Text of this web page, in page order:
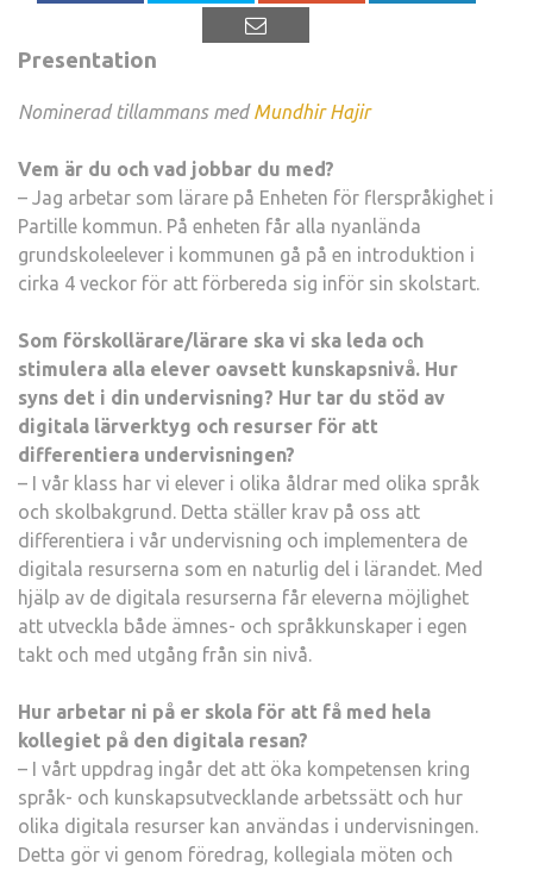
Presentation
Nominerad tillammans medMundhir Hajir
Vem är du och vad jobbar du med?
– Jag arbetar som lärare på Enheten för flerspråkighet i
Partille kommun. På enheten får alla nyanlända
grundskoleelever i kommunen gå på en introduktion i
cirka 4 veckor för att förbereda sig inför sin skolstart.
Som förskollärare/lärare ska vi ska leda och
stimulera alla elever oavsett kunskapsnivå. Hur
syns det i din undervisning? Hur tar du stöd av
digitala lärverktyg och resurser för att
differentiera undervisningen?
– I vår klass har vi elever i olika åldrar med olika språk
och skolbakgrund. Detta ställer krav på oss att
differentiera i vår undervisning och implementera de
digitala resurserna som en naturlig del i lärandet. Med
hjälp av de digitala resurserna får eleverna möjlighet
att utveckla både ämnes- och språkkunskaper i egen
takt och med utgång från sin nivå.
Hur arbetar ni på er skola för att få med hela
kollegiet på den digitala resan?
– I vårt uppdrag ingår det att öka kompetensen kring
språk- och kunskapsutvecklande arbetssätt och hur
olika digitala resurser kan användas i undervisningen.
Detta gör vi genom föredrag, kollegiala möten och